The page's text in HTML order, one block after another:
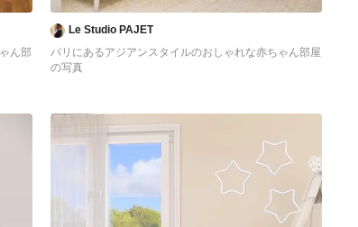
ん部
Le Studio PAJET
パリにあるアジアンスタイルのおしゃれな赤ちゃん部屋
の写真